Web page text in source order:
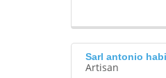
Sarl antonio
Artisan